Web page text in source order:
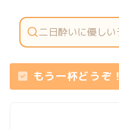
もう一杯どうぞ！